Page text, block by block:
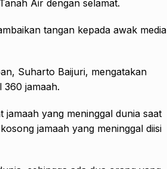
Air dengan selamat.
tangan kepada awak media
Suharto Baijuri, mengatakan
jamaah.
yang meninggal dunia saat
jamaah yang meninggal diisi